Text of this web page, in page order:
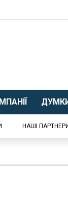
ДУМКИ
НАШІ ПАРТНЕРИ